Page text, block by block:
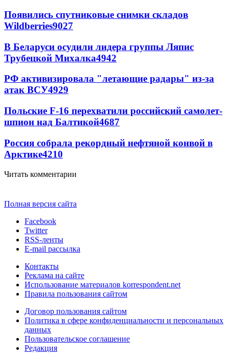
Появились спутниковые снимки складов
Wildberries9027
В Беларуси осудили лидера группы Ляпис
Трубецкой Михалка4942
РФ активизировала "летающие радары" из-за
атак ВСУ4929
Польские F-16 перехватили российский самолет-
шпион над Балтикой4687
Россия собрала рекордный нефтяной конвой в
Арктике4210
Читать комментарии
Полная версия сайта
Facebook
Twitter
RSS-ленты
E-mail рассылка
Контакты
Реклама на сайте
Использование материалов korrespondent.net
Правила пользования сайтом
Договор пользования сайтом
Политика в сфере конфиденциальности и персональных
данных
Пользовательское соглашение
Редакция